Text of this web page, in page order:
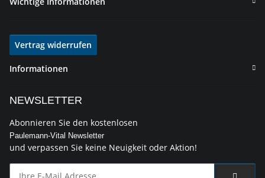
Vertrag widerrufen
Informationen
NEWSLETTER
Abonnieren Sie den kostenlosen
Paulemann-Vital Newsletter
und verpassen Sie keine Neuigkeit oder Aktion!